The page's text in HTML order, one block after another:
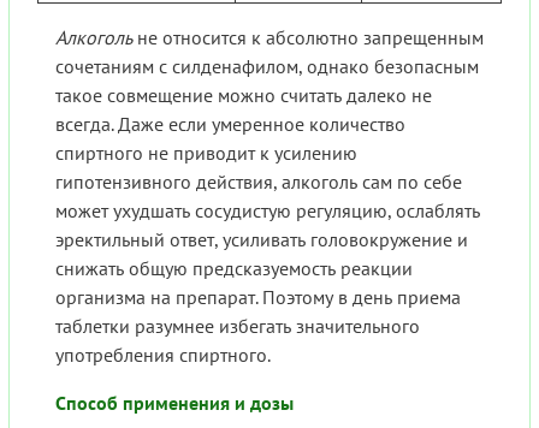
Алкогольне относится к абсолютно запрещенным
сочетаниям с силденафилом, однако безопасным
такое совмещение можно считать далеко не
всегда. Даже если умеренное количество
спиртного не приводит к усилению
гипотензивного действия, алкоголь сам по себе
может ухудшать сосудистую регуляцию, ослаблять
эректильный ответ, усиливать головокружение и
снижать общую предсказуемость реакции
организма на препарат. Поэтому в день приема
таблетки разумнее избегать значительного
употребления спиртного.
Способ применения и дозы